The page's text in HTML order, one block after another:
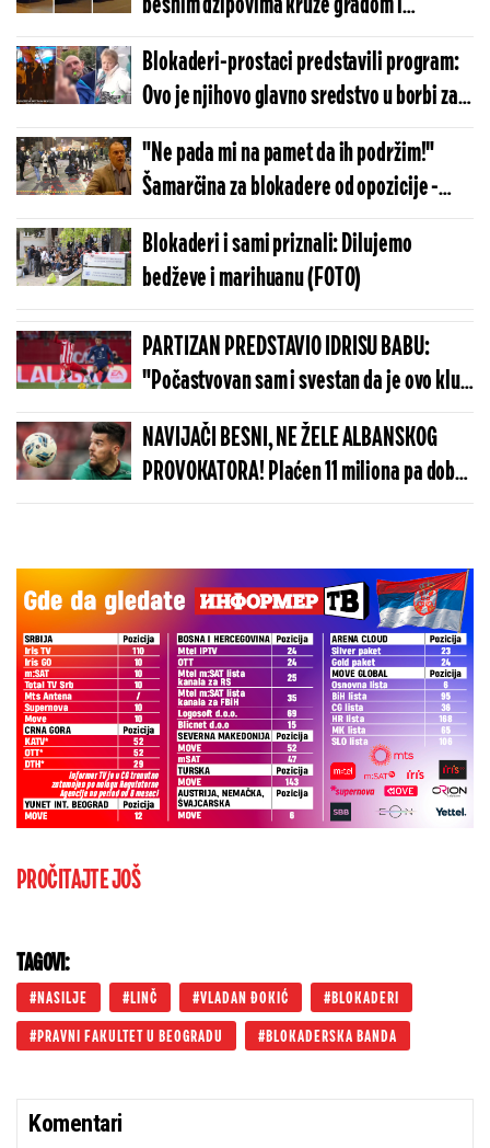
besnim džipovima kruže gradom i
zastrašuju građane (VIDEO)
Blokaderi-prostaci predstavili program:
Ovo je njihovo glavno sredstvo u borbi za
vlast (VIDEO)
"Ne pada mi na pamet da ih podržim!"
Šamarčina za blokadere od opozicije -
Ješić bez dlake na jeziku (VIDEO)
Blokaderi i sami priznali: Dilujemo
bedževe i marihuanu (FOTO)
PARTIZAN PREDSTAVIO IDRISU BABU:
"Počastvovan sam i svestan da je ovo klub
sa velikom istorijom"
NAVIJAČI BESNI, NE ŽELE ALBANSKOG
PROVOKATORA! Plaćen 11 miliona pa dobio
brutalnu poruku
PROČITAJTE JOŠ
TAGOVI:
NASILJE LINČ VLADAN ĐOKIĆ BLOKADERI
PRAVNI FAKULTET U BEOGRADU BLOKADERSKA BANDA
Komentari